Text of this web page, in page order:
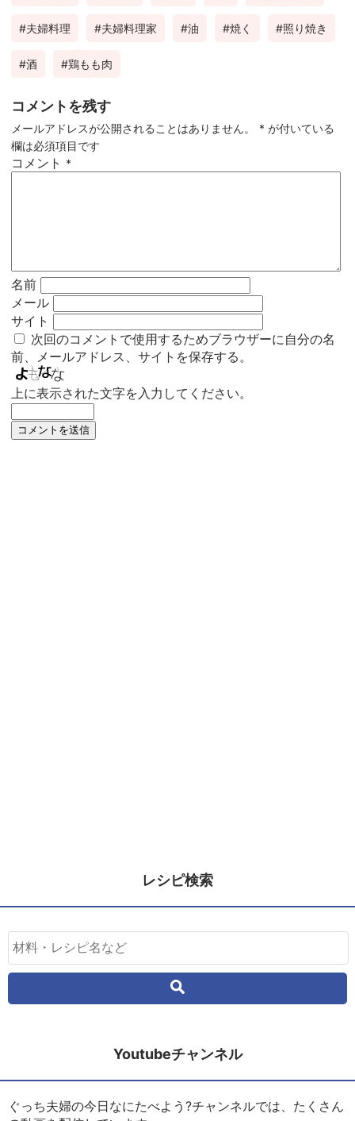
夫婦料理 夫婦料理家 油 焼く 照り焼き
酒 鶏もも肉
コメントを残す
メールアドレスが公開されることはありません。 * が付いている
欄は必須項目です
コメント *
名前
メール
サイト
次回のコメントで使用するためブラウザーに自分の名
前、メールアドレス、サイトを保存する。
上に表示された文字を入力してください。
レシピ検索
Youtubeチャンネル
ぐっち夫婦の今日なにたべよう?チャンネルでは、たくさん